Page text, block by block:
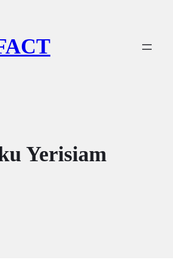
Yerisiam